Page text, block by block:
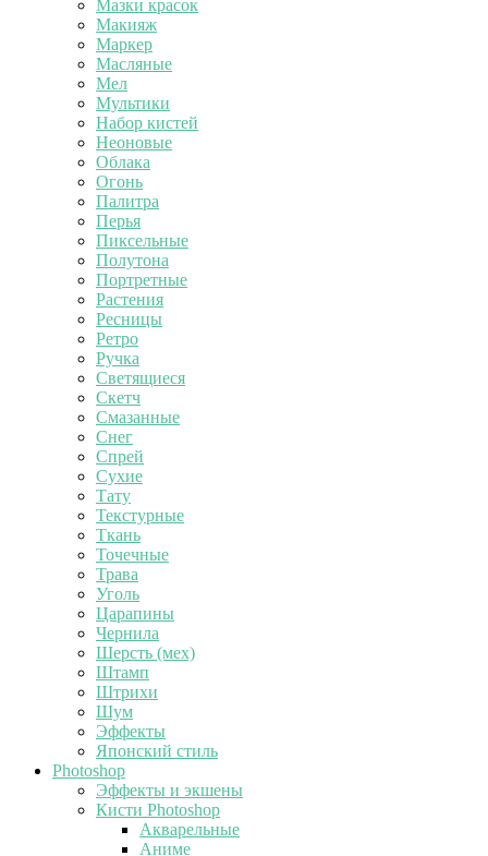
Мазки красок
Макияж
Маркер
Масляные
Мел
Мультики
Набор кистей
Неоновые
Облака
Огонь
Палитра
Перья
Пиксельные
Полутона
Портретные
Растения
Ресницы
Ретро
Ручка
Светящиеся
Скетч
Смазанные
Снег
Спрей
Сухие
Тату
Текстурные
Ткань
Точечные
Трава
Уголь
Царапины
Чернила
Шерсть (мех)
Штамп
Штрихи
Шум
Эффекты
Японский стиль
Photoshop
Эффекты и экшены
Кисти Photoshop
Акварельные
Аниме